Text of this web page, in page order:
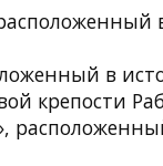
в
крепости